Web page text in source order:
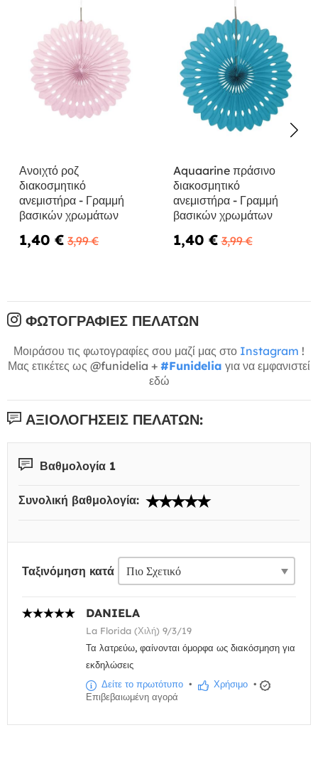
Ανοιχτό ροζ
διακοσμητικό
ανεμιστήρα - Γραμμή
βασικών χρωμάτων
1,40 € 3,99 €
Aquaarine πράσινο
διακοσμητικό
ανεμιστήρα - Γραμμή
βασικών χρωμάτων
1,40 € 3,99 €
ΦΩΤΟΓΡΑΦΊΕΣ ΠΕΛΑΤΏΝ
Μοιράσου τις φωτογραφίες σου μαζί μας στο Instagram !
Μας ετικέτες ως @funidelia + #Funidelia για να εμφανιστεί
εδώ
ΑΞΙΟΛΟΓΉΣΕΙΣ ΠΕΛΑΤΏΝ:
Βαθμολογία 1
Συνολική βαθμολογία:
Ταξινόμηση κατά
DANIELA
La Florida (Χιλή) 9/3/19
Τα λατρεύω, φαίνονται όμορφα ως διακόσμηση για
εκδηλώσεις
Δείτε το πρωτότυπο • Χρήσιμο •
Επιβεβαιωμένη αγορά